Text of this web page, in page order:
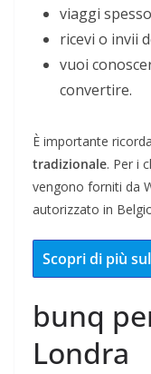
viaggi
ricevi o invii
vuoi
convertire.
È importante
tradizionale. Per i
vengono forniti da
autorizzato in
Scopri di più
bunq
Londra